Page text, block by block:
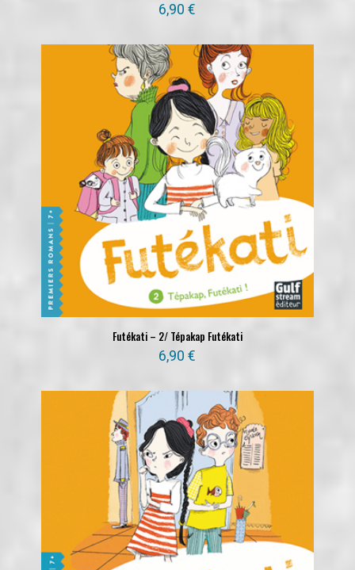
6,90€
Futékati – 2/ Tépakap Futékati
6,90€